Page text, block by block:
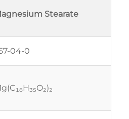
Stearate
04-0